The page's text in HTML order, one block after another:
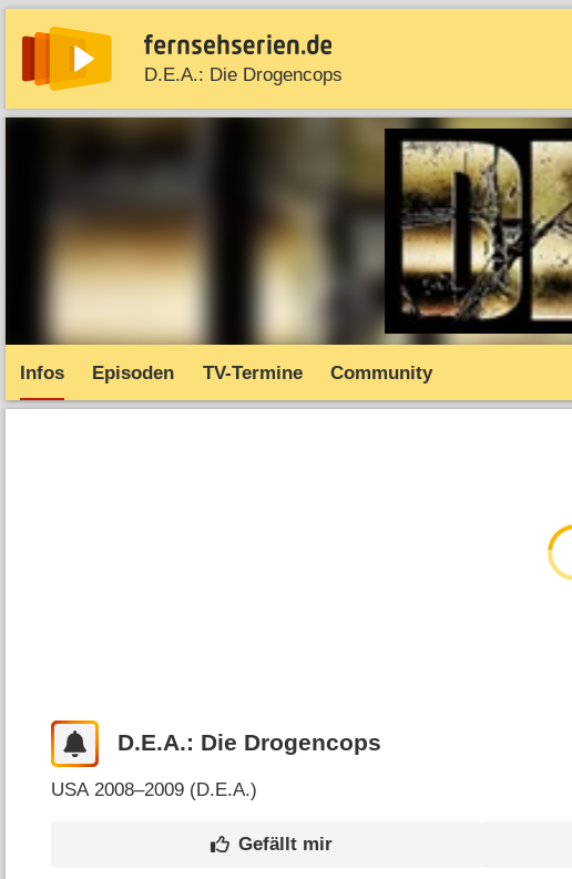
D.E.A.: Die Drogencops
News Entdecken Streaming TV-Starts
Infos Episoden TV-Termine Community
D.E.A.: Die Drogencops
USA 2008–2009 (D.E.A.)